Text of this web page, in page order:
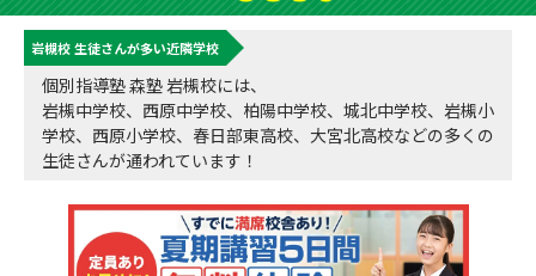
数字でなるほど！森塾
動画でわかる！森塾
無料体験授業について
森塾のお得なキャンペーン・割引制度
授業料等お問合わせはこちら
校舎一覧
岩槻校 生徒さんが多い近隣学校
個別指導塾 森塾 岩槻校には、
岩槻中学校、西原中学校、柏陽中学校、城北中学校、岩槻小
学校、西原小学校、春日部東高校、大宮北高校などの多くの
生徒さんが通われています！